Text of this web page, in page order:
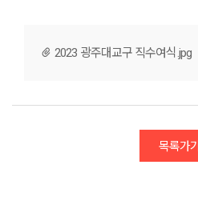
2023 광주대교구 직수여식.jpg
목록가기